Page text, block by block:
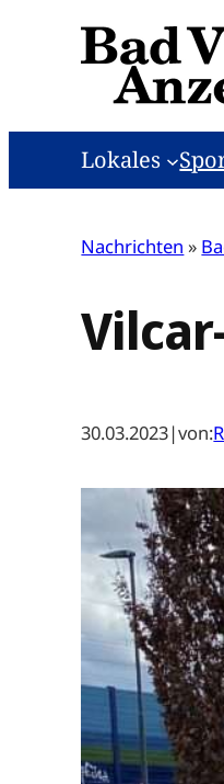
Lokales
Nachrichten »
30.03.2023|von: